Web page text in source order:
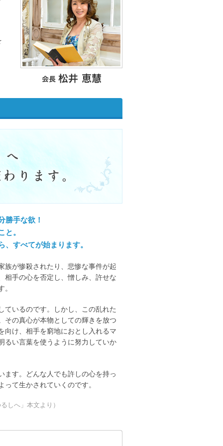
勝手な欲！
と。
、すべてが始まります。
族が惨殺されたり、悲惨な事件が起
相手の心を否定し、憎しみ、許せな
ているのです。しかし、この乱れた
その真心が本物としての輝きを放つ
向け、相手を窮地におとし入れるマ
るい言葉を使うように努力していか
ます。どんな人でも許しの心を持っ
て生かされていくのです。
しへ」本文より）